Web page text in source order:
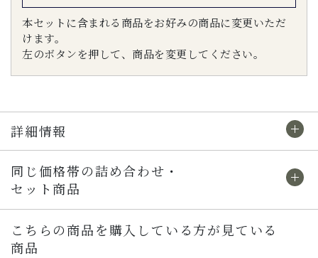
本セットに含まれる商品をお好みの商品に変更いただ
けます。
左のボタンを押して、商品を変更してください。
詳細情報
同じ価格帯の詰め合わせ・
セット商品
こちらの商品を購入している方が見ている
商品